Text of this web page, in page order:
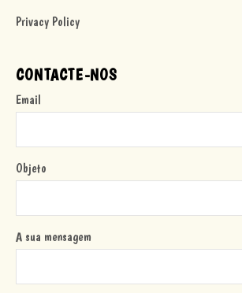
Privacy Policy
CONTACTE-NOS
Email
Objeto
A sua mensagem